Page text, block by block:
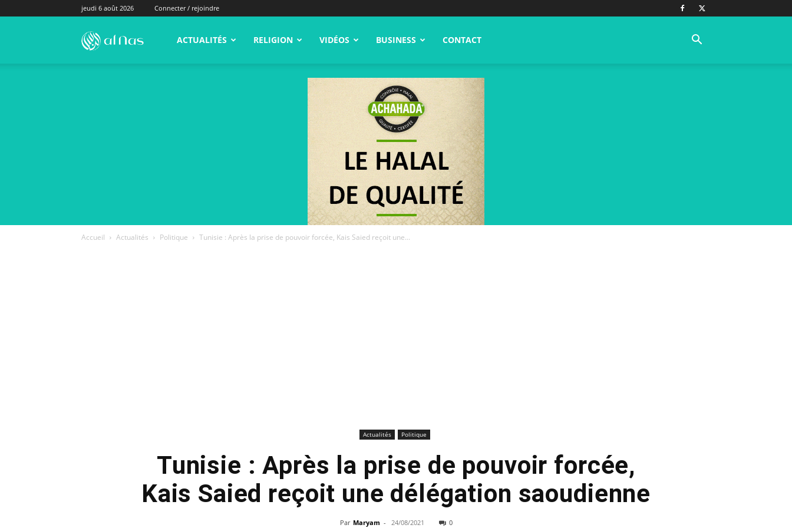
jeudi 6 août 2026 Connecter / rejoindre
alNas.fr ACTUALITÉS RELIGION VIDÉOS BUSINESS CONTACT
Accueil Actualités Politique Tunisie : Après la prise de pouvoir forcée, Kais Saied reçoit une...
Actualités Politique
Tunisie : Après la prise de pouvoir forcée,
Kais Saied reçoit une délégation saoudienne
Par Maryam - 24/08/2021 0